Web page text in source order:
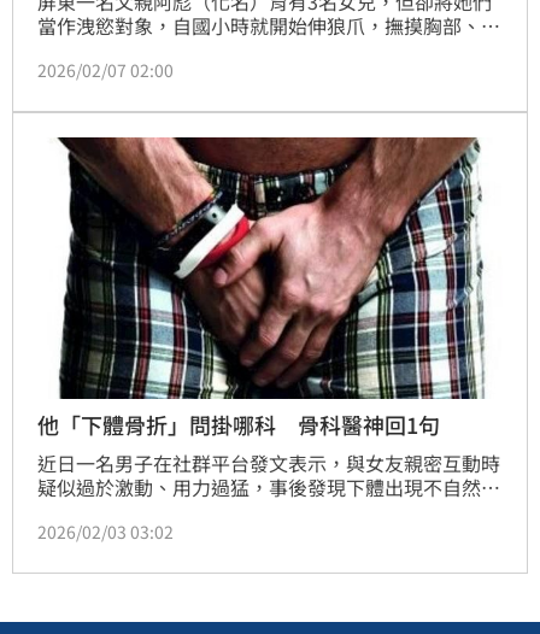
當作洩慾對象，自國小時就開始伸狼爪，撫摸胸部、下
轉而向母親求助，揭發父親行徑，全案曝光。屏東地院
合計共判處663年9個月徒刑，可上訴。
2026/02/07 02:00
他「下體骨折」問掛哪科 骨科醫神回1句
近日一名男子在社群平台發文表示，與女友親密互動時
疑似過於激動、用力過猛，事後發現下體出現不自然彎
到，現在有點往上翹15度左右，感覺軟骨有點骨折，請
2026/02/03 03:02